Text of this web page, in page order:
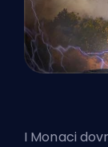
I Monaci